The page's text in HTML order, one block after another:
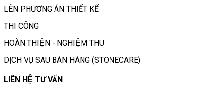
LÊN PHƯƠNG ÁN THIẾT KẾ
THI CÔNG
HOÀN THIỆN - NGHIỆM THU
DỊCH VỤ SAU BÁN HÀNG (STONECARE)
LIÊN HỆ TƯ VẤN